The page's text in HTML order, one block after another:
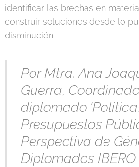
identificar las brechas en
construir soluciones desde lo
disminución.
Por Mtra. Ana
Guerra,
diplomado
Presupuestos
Perspectiva de
Diplomados IBERO